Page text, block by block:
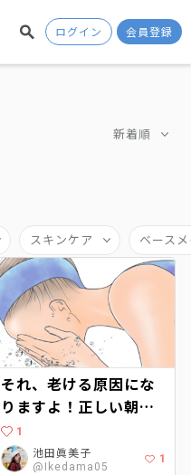
ログイン 会員登録
新着順
スキンケア ベース
それ、老ける原因にな
りますよ！正しい朝の
スキンケア方法とは？
【洗顔編】
1
池田眞美子
@Ikedama05
1